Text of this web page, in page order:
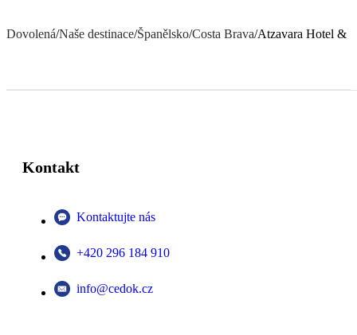
Dovolená/Naše destinace/Španělsko/Costa Brava/Atzavara Hotel &
Kontakt
Kontaktujte nás
+420 296 184 910
info@cedok.cz